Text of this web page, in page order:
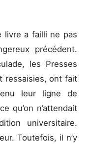
livre a failli ne pas
précédent.
les Presses
ressaisies, ont fait
leur ligne de
qu’on n’attendait
universitaire.
Toutefois, il n’y